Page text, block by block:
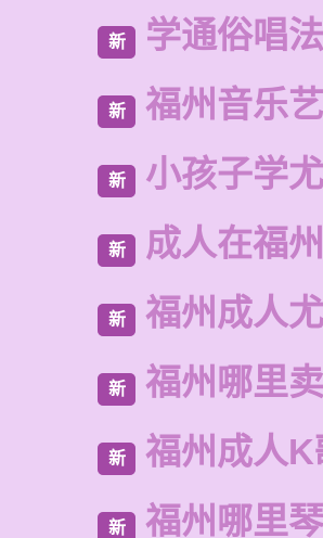
新 学通俗唱
新 福州音乐
新 小孩子学
新 成人在福
新 福州成人
新 福州哪里
新 福州成人
新 福州哪里